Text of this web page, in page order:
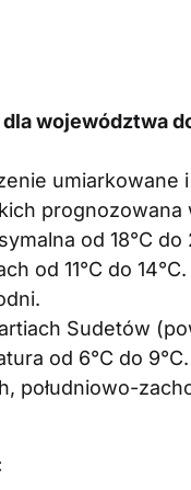
województwa
prognozowana
od 18°C do
od 11°C do
Sudetów
od 6°C do
południowo-